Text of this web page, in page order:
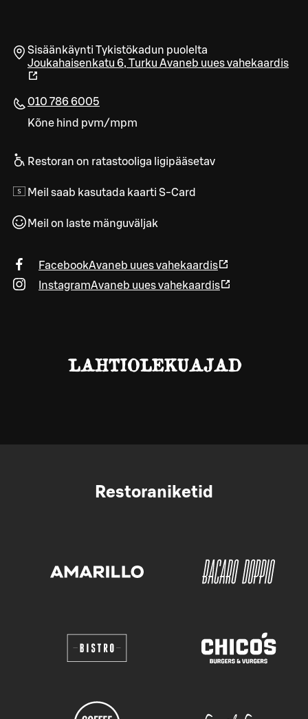
Sisäänkäynti Tykistökadun puolelta
Joukahaisenkatu 6, Turku Avaneb uues vahekaardis
010 786 6005
Kõne hind pvm/mpm
Restoran on ratastooliga ligipääsetav
Meil saab kasutada kaarti S-Card
Meil on laste mänguväljak
FacebookAvaneb uues vahekaardis
InstagramAvaneb uues vahekaardis
LAHTIOLEKUAJAD
Restoraniketid